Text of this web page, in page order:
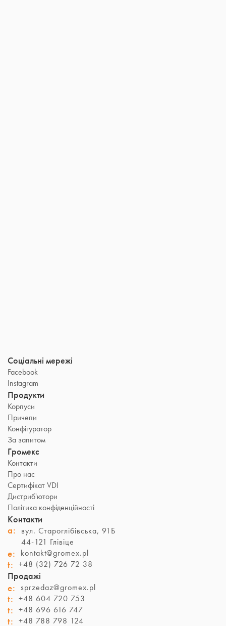
Соціальні мережі
Facebook
Instagram
Продукти
Корпуси
Причепи
Конфігуратор
За запитом
Громекс
Контакти
Про нас
Сертифікат VDI
Дистриб'ютори
Політика конфіденційності
Контакти
a:
вул. Староглібівська, 91Б
44-121 Глівіце
e: kontakt@gromex.pl
t: +48 (32) 726 72 38
Продажі
e: sprzedaz@gromex.pl
t: +48 604 720 753
t: +48 696 616 747
t: +48 788 798 124